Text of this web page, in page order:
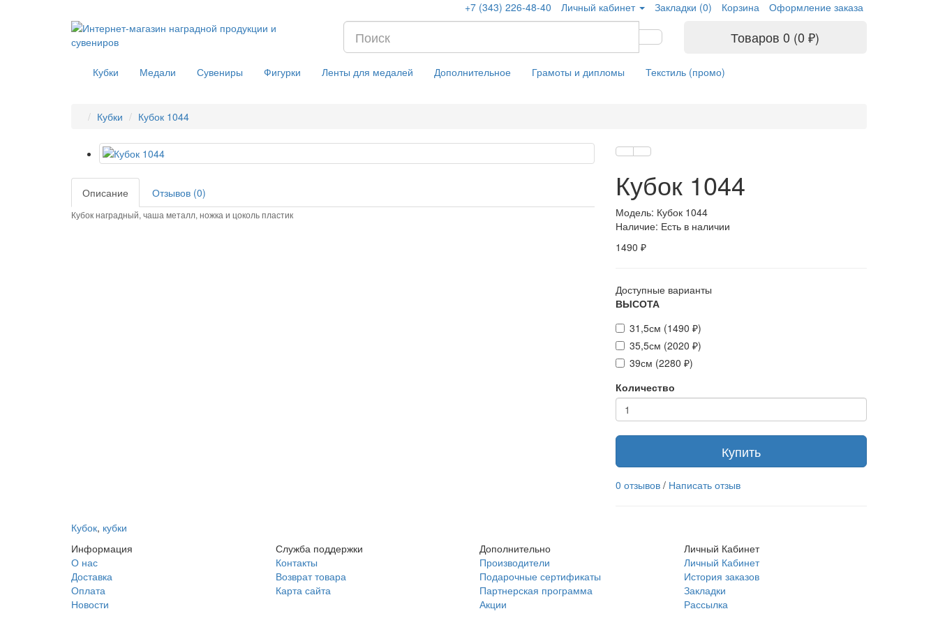
+7 (343) 226-48-40 Личный кабинет Закладки (0) Корзина Оформление заказа
Товаров 0 (0 ₽)
Кубки Медали Сувениры Фигурки Ленты для медалей Дополнительное Грамоты и дипломы Текстиль (промо)
Кубки Кубок 1044
Описание Отзывов (0)
Кубок наградный, чаша металл, ножка и цоколь пластик
Кубок 1044
Модель: Кубок 1044
Наличие: Есть в наличии
1490 ₽
Доступные варианты
ВЫСОТА
31,5см (1490 ₽)
35,5см (2020 ₽)
39см (2280 ₽)
Количество
Купить
0 отзывов / Написать отзыв
Кубок, кубки
Информация
О нас
Доставка
Оплата
Новости
Служба поддержки
Контакты
Возврат товара
Карта сайта
Дополнительно
Производители
Подарочные сертификаты
Партнерская программа
Акции
Личный Кабинет
Личный Кабинет
История заказов
Закладки
Рассылка